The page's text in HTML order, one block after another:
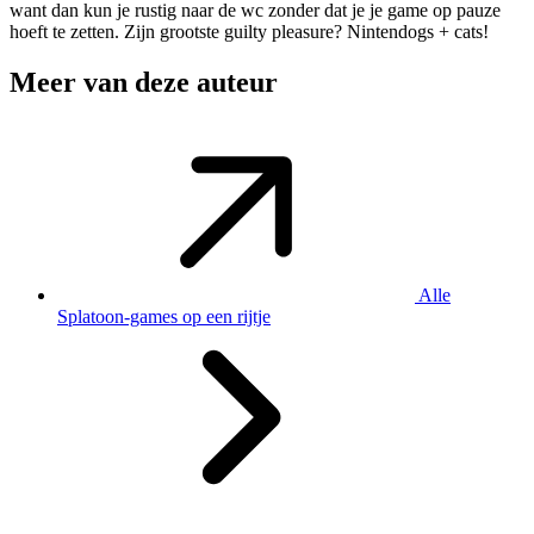
want dan kun je rustig naar de wc zonder dat je je game op pauze
hoeft te zetten. Zijn grootste guilty pleasure? Nintendogs + cats!
Meer van deze auteur
Alle
Splatoon-games op een rijtje